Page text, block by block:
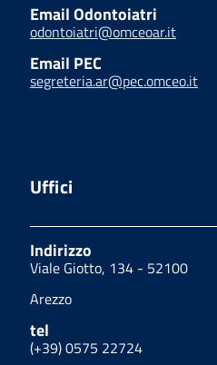
Email Odontoiatri
odontoiatri@omceoar.it
Email PEC
segreteria.ar@pec.omceo.it
Uffici
Indirizzo
Viale Giotto, 134 - 52100
Arezzo
tel
(+39) 0575 22724